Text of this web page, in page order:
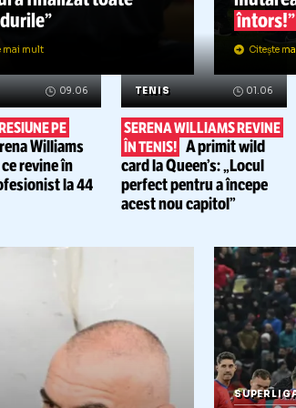
15.06
Reghecampf:
Citește mai mult
09.06 TENIS